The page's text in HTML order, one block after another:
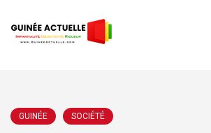
GUINÉE SOCIÉTÉ